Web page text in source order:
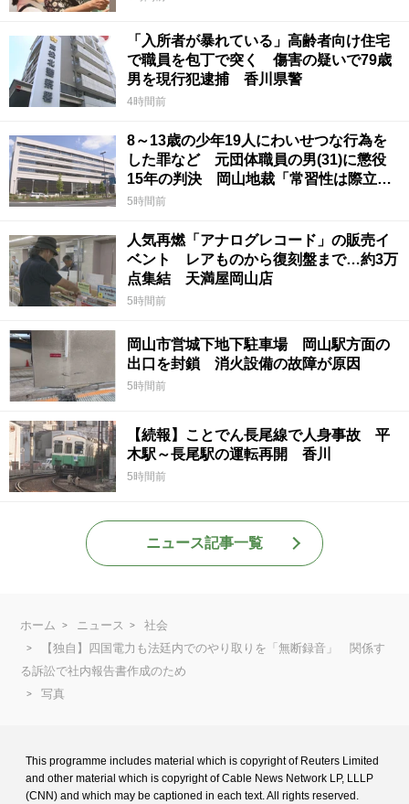
「入所者が暴れている」高齢者向け住宅
で職員を包丁で突く 傷害の疑いで79歳
男を現行犯逮捕 香川県警
4時間前
8～13歳の少年19人にわいせつな行為を
した罪など 元団体職員の男(31)に懲役
15年の判決 岡山地裁「常習性は際立っ
ていて被害結果も非常に重い」
5時間前
人気再燃「アナログレコード」の販売イ
ベント レアものから復刻盤まで…約3万
点集結 天満屋岡山店
5時間前
岡山市営城下地下駐車場 岡山駅方面の
出口を封鎖 消火設備の故障が原因
5時間前
【続報】ことでん長尾線で人身事故 平
木駅～長尾駅の運転再開 香川
5時間前
ニュース記事一覧
ホーム ニュース
社会
【独自】四国電力も法廷内でのやり取りを「無断録音」 関係す
る訴訟で社内報告書作成のため
写真
This programme includes material which is copyright of Reuters Limited
and other material which is copyright of Cable News Network LP, LLLP
(CNN) and which may be captioned in each text. All rights reserved.